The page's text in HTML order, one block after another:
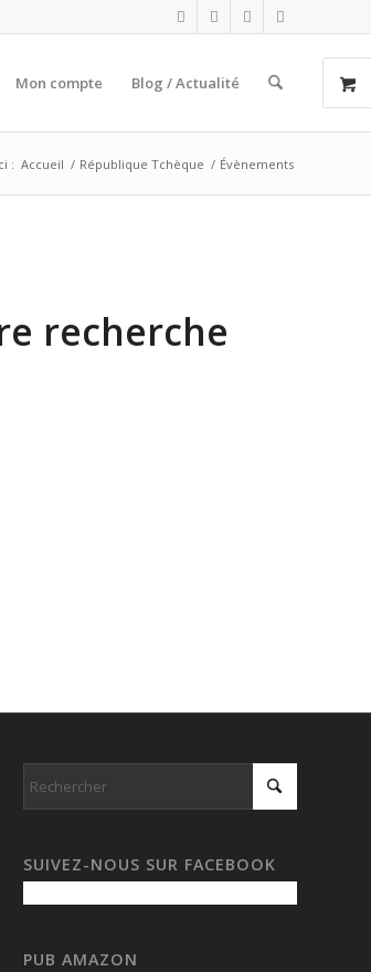
Mon compte Blog / Actualité
: Accueil / République Tchèque / Évènements
recherche
SUIVEZ-NOUS SUR FACEBOOK
PUB AMAZON